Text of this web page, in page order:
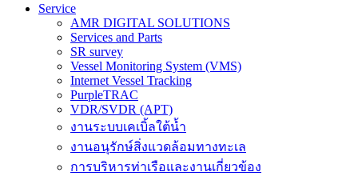
Service
AMR DIGITAL SOLUTIONS
Services and Parts
SR survey
Vessel Monitoring System (VMS)
Internet Vessel Tracking
PurpleTRAC
VDR/SVDR (APT)
งานระบบเคเบิ้ลใต้น้ำ
งานอนุรักษ์สิ่งแวดล้อมทางทะเล
การบริหารท่าเรือและงานเกี่ยวข้อง